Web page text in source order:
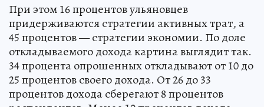
При этом 16 процентов ульяновцев
придерживаются стратегии активных трат, а
45 процентов — стратегии экономии. По доле
откладываемого дохода картина выглядит так.
34 процента опрошенных откладывают от 10 до
25 процентов своего дохода. От 26 до 33
процентов дохода сберегают 8 процентов